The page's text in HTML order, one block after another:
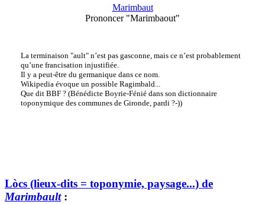
Marimbaut
Prononcer "Marimbaout"
La terminaison "ault" n’est pas gasconne, mais ce n’est probablement
qu’une francisation injustifiée.
Il y a peut-être du germanique dans ce nom.
Wikipedia évoque un possible Ragimbald...
Que dit BBF ? (Bénédicte Boyrie-Fénié dans son dictionnaire
toponymique des communes de Gironde, pardi ?-))
Lòcs (lieux-dits = toponymie, paysage...) de
Marimbault: